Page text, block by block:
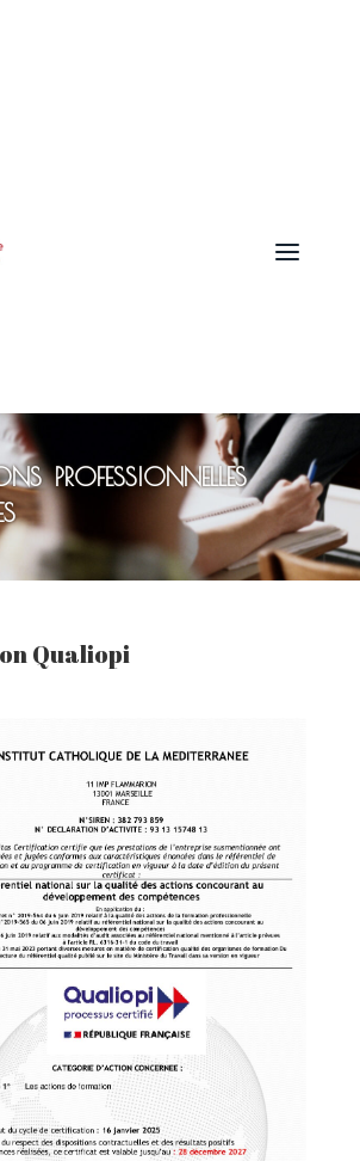
a
professionnelles
Qualiopi